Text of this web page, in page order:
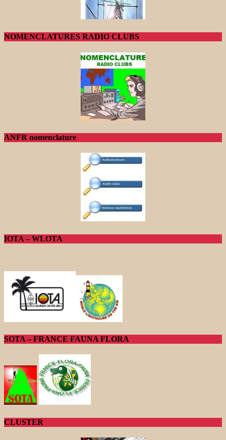
NOMENCLATURES RADIO CLUBS
ANFR nomenclature
IOTA – WLOTA
SOTA – FRANCE FAUNA FLORA
CLUSTER